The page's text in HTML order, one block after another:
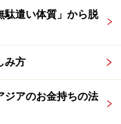
駄遣い体質」から脱
み方
ジアのお金持ちの法